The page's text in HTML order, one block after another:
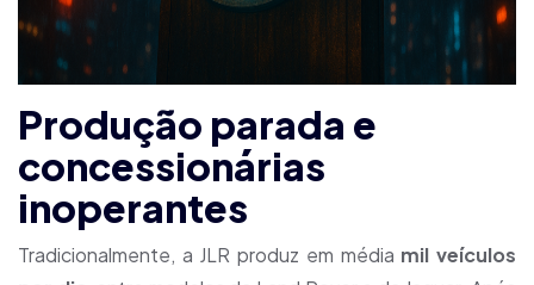
Produção parada e
concessionárias
inoperantes
Tradicionalmente, a JLR produz em média mil veículos